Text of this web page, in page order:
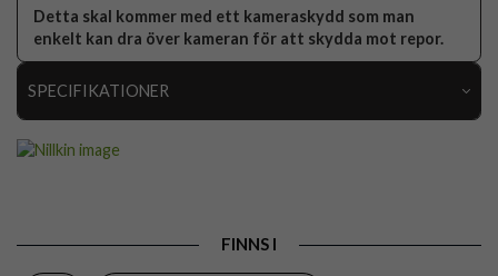
Detta skal kommer med ett kameraskydd som man
enkelt kan dra över kameran för att skydda mot repor.
SPECIFIKATIONER
Kameraskydd, Trådlös laddning-kompatibel
FINNS I